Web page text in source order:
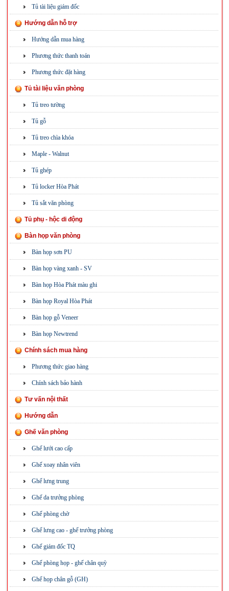
Tủ tài liệu giám đốc
Hướng dẫn hỗ trợ
Hướng dẫn mua hàng
Phương thức thanh toán
Phương thức đặt hàng
Tủ tài liệu văn phòng
Tủ treo tường
Tủ gỗ
Tủ treo chìa khóa
Maple - Walnut
Tủ ghép
Tủ locker Hòa Phát
Tủ sắt văn phòng
Tủ phụ - hộc di động
Bàn họp văn phòng
Bàn họp sơn PU
Bàn họp vàng xanh - SV
Bàn họp Hòa Phát màu ghi
Bàn họp Royal Hòa Phát
Bàn họp gỗ Veneer
Bàn họp Newtrend
Chính sách mua hàng
Phương thức giao hàng
Chính sách bảo hành
Tư vấn nội thất
Hướng dẫn
Ghế văn phòng
Ghế lưới cao cấp
Ghế xoay nhân viên
Ghế lưng trung
Ghế da trưởng phòng
Ghế phòng chờ
Ghế lưng cao - ghế trưởng phòng
Ghế giám đốc TQ
Ghế phòng họp - ghế chân quỳ
Ghế họp chân gỗ (GH)